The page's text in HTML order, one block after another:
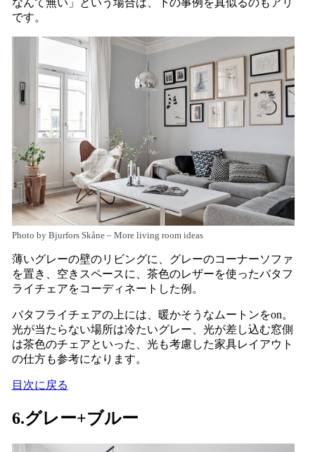
なんて無い」という場合は、下の事例を真似るのもアリ
です。
Photo by Bjurfors Skåne– More living room ideas
薄いグレーの壁のリビングに、グレーのコーナーソファ
を置き、空きスペースに、茶色のレザーを使ったバタフ
ライチェアをコーディネートした例。
バタフライチェアの上には、暖かそうなムートンをon。
光が当たらない場所は冷たいグレー、光が差し込む窓側
は茶色のチェアといった、光も考慮した家具レイアウト
の仕方も参考になります。
目次に戻る
6.グレー+ブルー